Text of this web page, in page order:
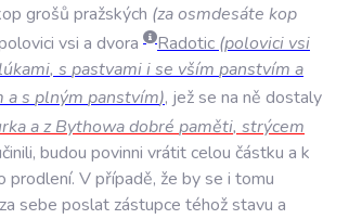
grošů pražských (zaosmdesáte kop
vsi a dvora Radotic (polovici vsi
lúkami, s pastvamiise vším panstvím a
as plným panstvím), ježse na ně dostaly
az Bythowadobré paměti, strýcem
, budou povinni vrátitcelou částku a k
prodlení. Vpřípadě, že byse i tomu
za sebe poslat zástupce téhožstavu a